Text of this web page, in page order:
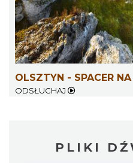
OLSZTYN - SPACER
ODSŁUCHAJ
PLIKI